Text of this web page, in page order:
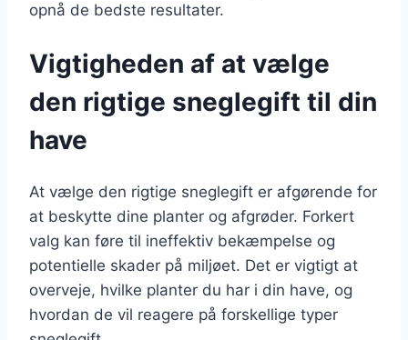
opnå de bedste resultater.
Vigtigheden af at vælge
den rigtige sneglegift til din
have
At vælge den rigtige sneglegift er afgørende for
at beskytte dine planter og afgrøder. Forkert
valg kan føre til ineffektiv bekæmpelse og
potentielle skader på miljøet. Det er vigtigt at
overveje, hvilke planter du har i din have, og
hvordan de vil reagere på forskellige typer